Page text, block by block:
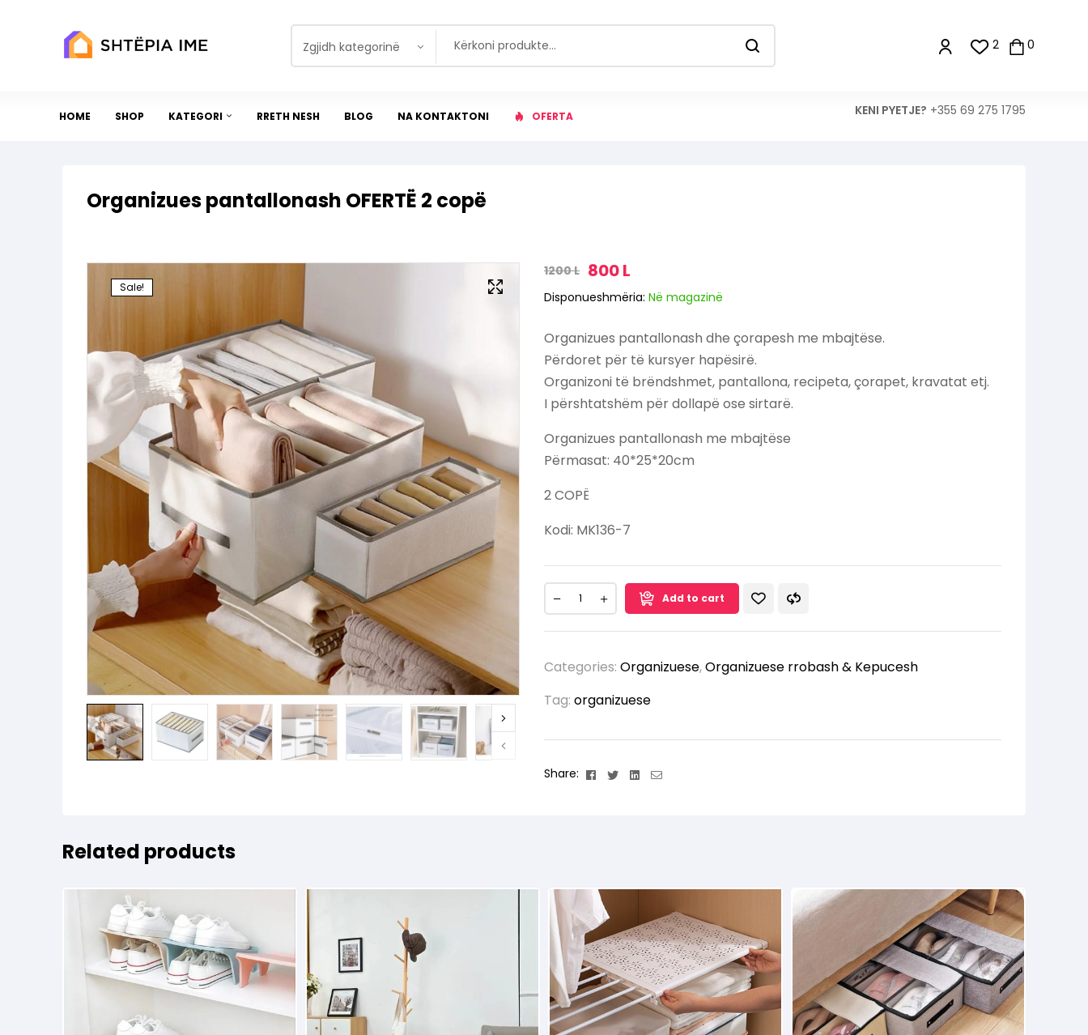
Zgjidh kategorinë 2 0
HOME SHOP KATEGORI RRETH NESH BLOG NA KONTAKTONI OFERTA KENI PYETJE? +355 69 275 1795
Organizues pantallonash OFERTË 2 copë
Sale!
1200L 800L
Disponueshmëria: Në magazinë
Organizues pantallonash dhe çorapesh me mbajtëse.
Përdoret për të kursyer hapësirë.
Organizoni të brëndshmet, pantallona, recipeta, çorapet, kravatat etj.
I përshtatshëm për dollapë ose sirtarë.
Organizues pantallonash me mbajtëse
Përmasat: 40*25*20cm
2 COPË
Kodi: MK136-7
Add to cart
Categories: Organizuese,Organizuese rrobash & Kepucesh
Tag: organizuese
Share: Facebook
TwitterLinkedin
Email
Related products